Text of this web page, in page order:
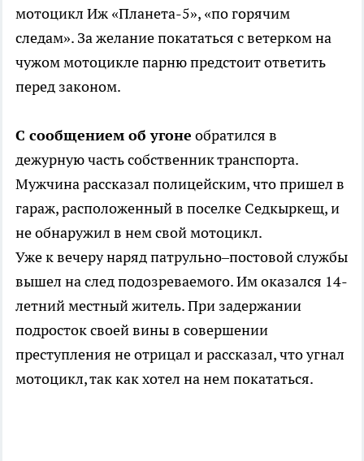
мотоцикл Иж «Планета-5», «по горячим
следам». За желание покататься с ветерком на
чужом мотоцикле парню предстоит ответить
перед законом.
С сообщением об угоне обратился в
дежурную часть собственник транспорта.
Мужчина рассказал полицейским, что пришел в
гараж, расположенный в поселке Седкыркещ, и
не обнаружил в нем свой мотоцикл.
Уже к вечеру наряд патрульно–постовой службы
вышел на след подозреваемого. Им оказался 14-
летний местный житель. При задержании
подросток своей вины в совершении
преступления не отрицал и рассказал, что угнал
мотоцикл, так как хотел на нем покататься.